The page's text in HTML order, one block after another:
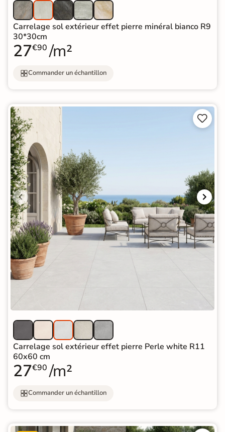
Carrelage sol extérieur effet pierre minéral bianco R9
30*30cm
27€90 /m²
Commander un échantillon


Carrelage sol extérieur effet pierre Perle white R11
60x60 cm
27€90 /m²
Commander un échantillon